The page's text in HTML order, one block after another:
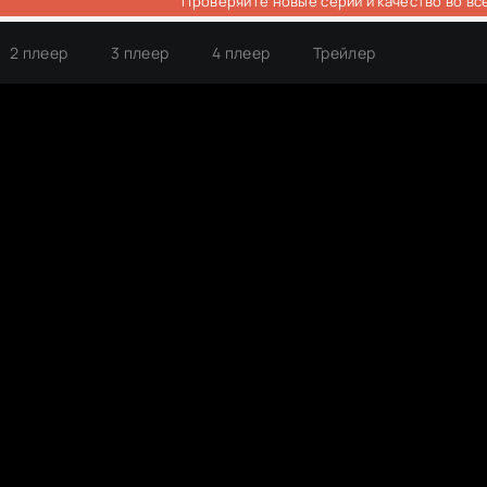
2 плеер 3 плеер 4 плеер Трейлер